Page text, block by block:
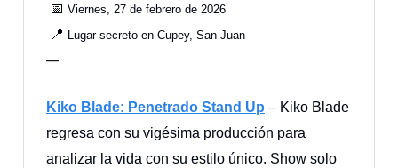
📅 Viernes, 27 de febrero de 2026
📍 Lugar secreto en Cupey, San Juan
—
Kiko Blade: Penetrado Stand Up – Kiko Blade
regresa con su vigésima producción para
analizar la vida con su estilo único. Show solo